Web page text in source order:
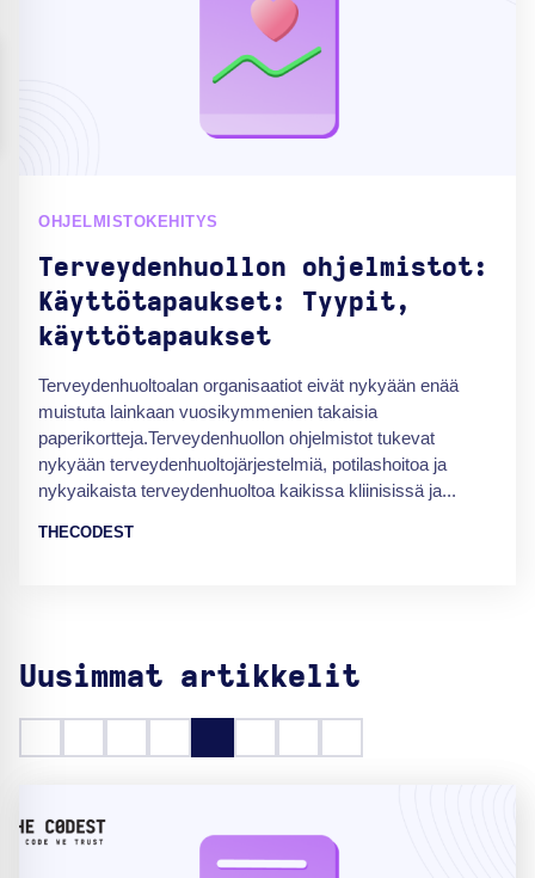
OHJELMISTOKEHITYS
Terveydenhuollon ohjelmistot:
Käyttötapaukset: Tyypit,
käyttötapaukset
Terveydenhuoltoalan organisaatiot eivät nykyään enää
muistuta lainkaan vuosikymmenien takaisia
paperikortteja.Terveydenhuollon ohjelmistot tukevat
nykyään terveydenhuoltojärjestelmiä, potilashoitoa ja
nykyaikaista terveydenhuoltoa kaikissa kliinisissä ja...
THECODEST
Uusimmat artikkelit